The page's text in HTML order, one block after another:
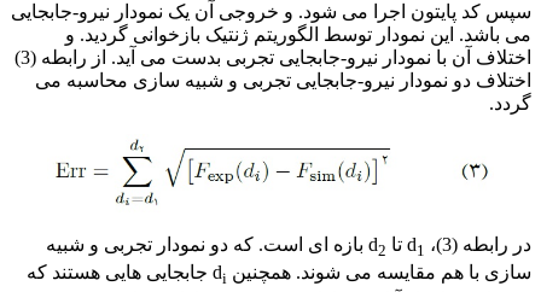
سپس کد پایتون اجرا می شود. و خروجی آن یک نمودار نیرو-جابجایی
می باشد. این نمودار توسط الگوریتم ژنتیک بازخوانی گردید. و
اختلاف آن با نمودار نیرو-جابجایی تجربی بدست می آید. از رابطه (3)
اختلاف دو نمودار نیرو-جابجایی تجربی و شبیه سازی محاسبه می
گردد.
در رابطه (3)، d 1 تا d 2
بازه ای است. که دو نمودار تجربی و شبیه
سازی با هم مقایسه می شوند. همچنین d i
جابجایی هایی هستند که